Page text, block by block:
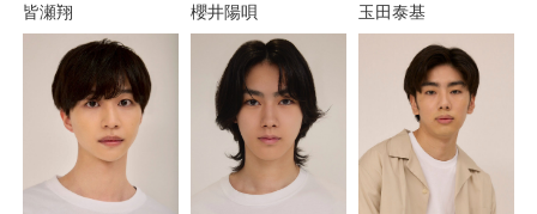
皆瀬翔 櫻井陽唄 玉田泰基